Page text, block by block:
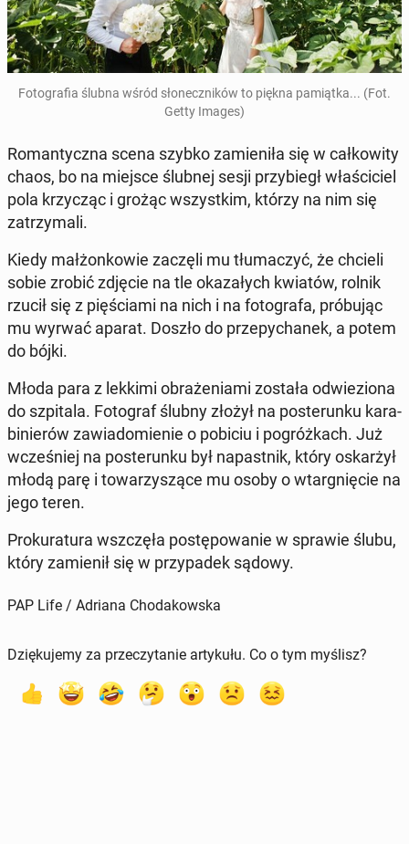
Fo­to­gra­fia ślubna wśród sło­necz­ni­ków to piękna pa­miąt­ka... (Fot.
Getty Images)
Ro­man­tycz­na scena szybko za­mie­ni­ła się w cał­ko­wi­ty
chaos, bo na miejsce ślubnej sesji przy­biegł wła­ści­ciel
pola krzy­cząc i grożąc wszyst­kim, którzy na nim się
za­trzy­ma­li.
Kiedy mał­żon­ko­wie zaczęli mu tłu­ma­czyć, że chcieli
sobie zrobić zdjęcie na tle oka­za­łych kwiatów, rolnik
rzucił się z pię­ścia­mi na nich i na fo­to­gra­fa, pró­bu­jąc
mu wyrwać aparat. Doszło do prze­py­cha­nek, a potem
do bójki.
Młoda para z lekkimi ob­ra­że­nia­mi została od­wie­zio­na
do szpi­ta­la. Fo­to­graf ślubny złożył na po­ste­run­ku ka­ra­
bi­nie­rów za­wia­do­mie­nie o pobiciu i po­gróż­kach. Już
wcze­śniej na po­ste­run­ku był na­past­nik, który oskar­żył
młodą parę i to­wa­rzy­szą­ce mu osoby o wtar­gnię­cie na
jego teren.
Pro­ku­ra­tu­ra wsz­czę­ła po­stę­po­wa­nie w sprawie ślubu,
który za­mie­nił się w przy­pa­dek sądowy.
PAP Life / Adriana Chodakowska
Dziękujemy za przeczytanie artykułu. Co o tym myślisz?